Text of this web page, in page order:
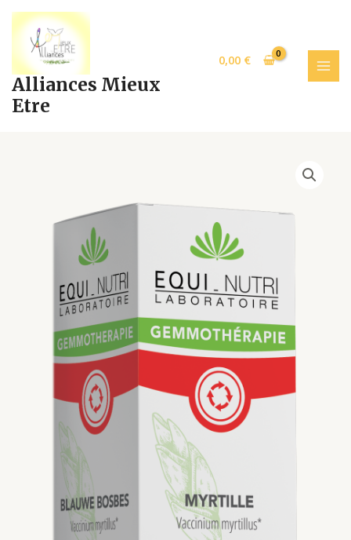
Aller
contenu
Alliances Mieux
Etre
0,00 €